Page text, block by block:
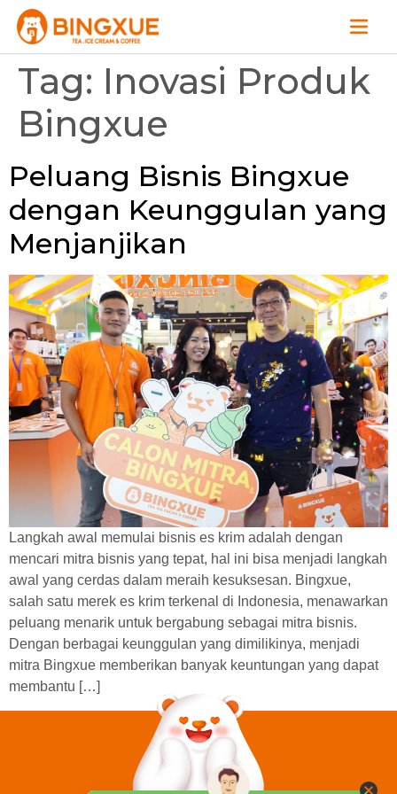
Tag: Inovasi Produk
Bingxue
Peluang Bisnis Bingxue
dengan Keunggulan yang
Menjanjikan
Langkah awal memulai bisnis es krim adalah dengan
mencari mitra bisnis yang tepat, hal ini bisa menjadi langkah
awal yang cerdas dalam meraih kesuksesan. Bingxue,
salah satu merek es krim terkenal di Indonesia, menawarkan
peluang menarik untuk bergabung sebagai mitra bisnis.
Dengan berbagai keunggulan yang dimilikinya, menjadi
mitra Bingxue memberikan banyak keuntungan yang dapat
membantu […]